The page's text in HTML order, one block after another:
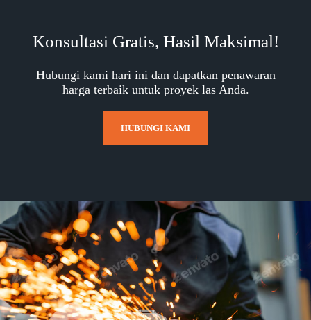
Konsultasi Gratis, Hasil Maksimal!
Hubungi kami hari ini dan dapatkan penawaran
harga terbaik untuk proyek las Anda.
HUBUNGI KAMI